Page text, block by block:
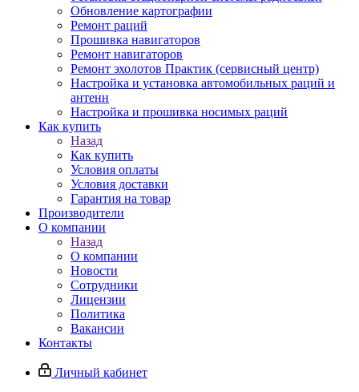
Обновление картографии
Ремонт раций
Прошивка навигаторов
Ремонт навигаторов
Ремонт эхолотов Практик (сервисный центр)
Настройка и установка автомобильных раций и
антенн
Настройка и прошивка носимых раций
Как купить
Назад
Как купить
Условия оплаты
Условия доставки
Гарантия на товар
Производители
О компании
Назад
О компании
Новости
Сотрудники
Лицензии
Политика
Вакансии
Контакты
Личный кабинет